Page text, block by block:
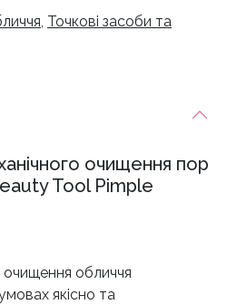
, Точкові засоби та
очищення пор
Tool Pimple
обличчя
якісно та